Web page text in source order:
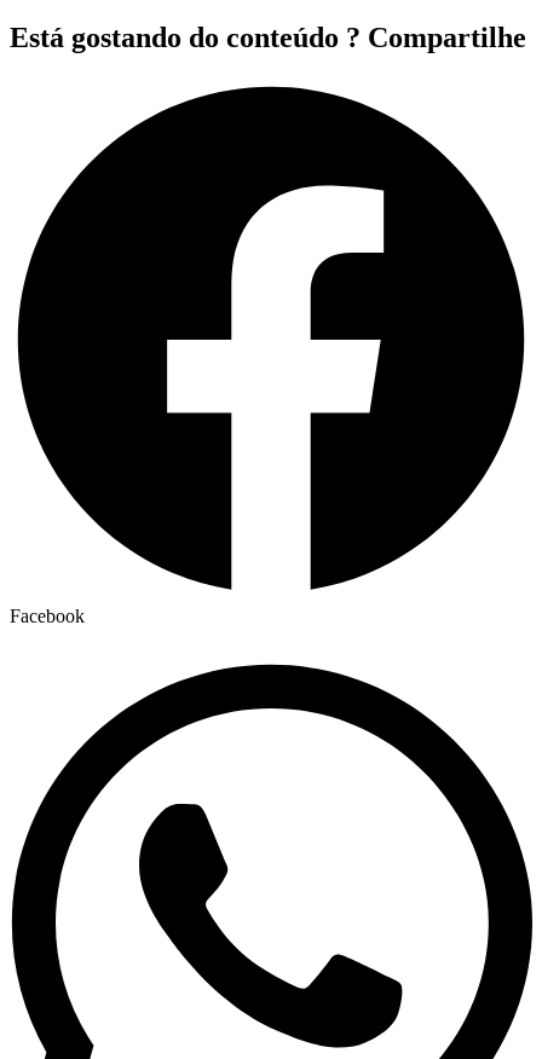
Está gostando do conteúdo ? Compartilhe
Facebook